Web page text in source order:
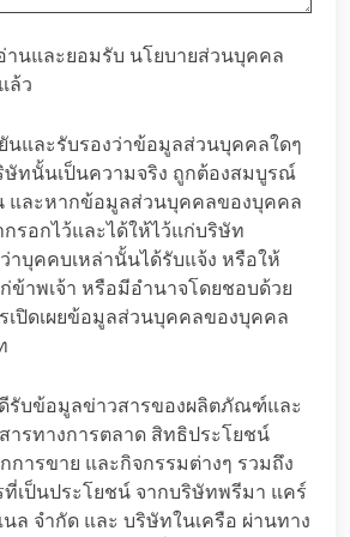
านและยอมรับ นโยบายส่วนบุคคล
ล้ว
นและรับรองว่าข้อมูลส่วนบุคคลใดๆ
ษัทนั้นเป็นความจริง ถูกต้องสมบูรณ์
และหากข้อมูลส่วนบุคคลของบุคคล
รอกไว้และได้ให้ไว้แก่บริษัท
าบุคคบเหล่านั้นได้รับแจ้ง หรือให้
ข้าพเจ้า หรือมีอำนาจโดยชอบด้วย
เปิดเผยข้อมูลส่วนบุคคลของบุคคล
รับข้อมูลข่าวสารของผลิตภัณฑ์และ
ารทางการตลาด สิทธิประโยชน์
การขาย และกิจกรรมต่างๆ รวมถึง
ที่เป็นประโยชน์ จากบริษัทพรีมา แคร์
ล จำกัด และ บริษัทในเครือ ผ่านทาง